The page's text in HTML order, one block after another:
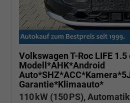
Volkswagen T-Roc LIFE 1.5
Modell*AHK*Android
Garantie*Klimaauto*
110 kW (150 PS),